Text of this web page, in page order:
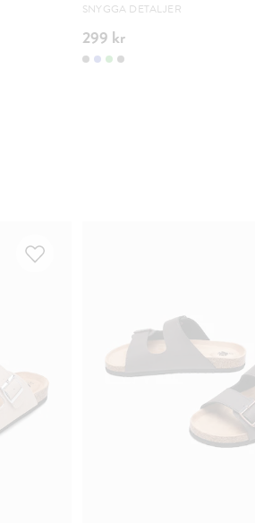
SNYGGA DETALJER
299 kr